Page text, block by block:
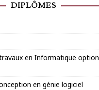
DIPLÔMES
en Informatique option
en génie logiciel